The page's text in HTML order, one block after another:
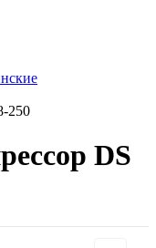
250
DS